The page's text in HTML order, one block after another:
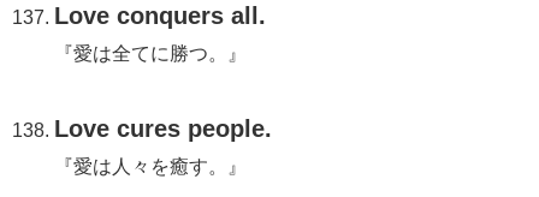
Love conquers all.
『愛は全てに勝つ。』
Love cures people.
『愛は人々を癒す。』